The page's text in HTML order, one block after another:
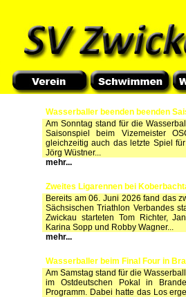
Wasserballer beenden beenden
Am Sonntag stand für die
Saisonspiel beim Vizemeister
gleichzeitig auch das letzte Spiel
Jörg Wüstner...
mehr...
Zweites Ligarennen bei
Bereits am 06. Juni 2026 fand das
Sächsischen Triathlon Verbandes
Zwickau starteten Tom Richter,
Karina Sopp und Robby Wagner...
mehr...
Wasserballer beim Final Four in
Am Samstag stand für die
im Ostdeutschen Pokal in
Programm. Dabei hatte das Los